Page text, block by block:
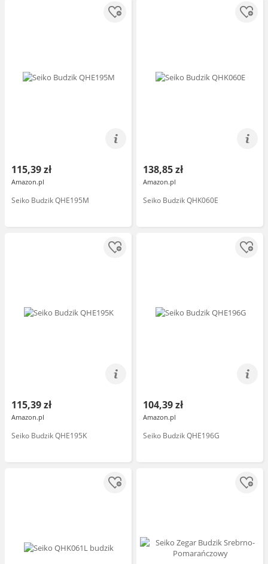
115,39 zł
Amazon.pl
Seiko Budzik QHE195M
138,85 zł
Amazon.pl
Seiko Budzik QHK060E
115,39 zł
Amazon.pl
Seiko Budzik QHE195K
104,39 zł
Amazon.pl
Seiko Budzik QHE196G